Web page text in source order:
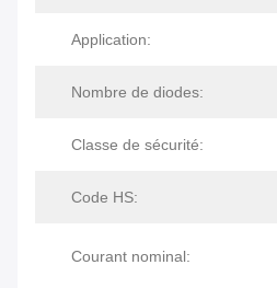
Application:
Nombre de diodes:
Classe de sécurité:
Code HS:
Courant nominal: